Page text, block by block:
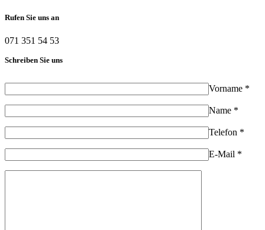
Rufen Sie uns an
071 351 54 53
Schreiben Sie uns
Vorname *
Name *
Telefon *
E-Mail *